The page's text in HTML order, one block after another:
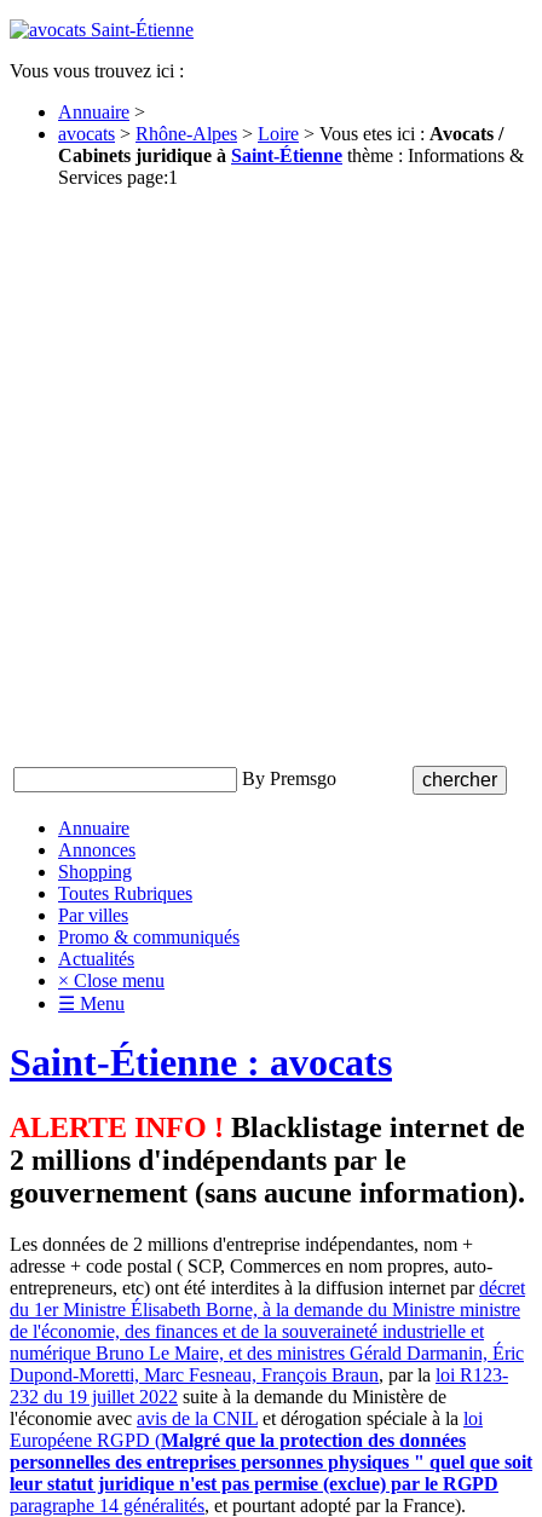
Vous vous trouvez ici :
Annuaire >
avocats > Rhône-Alpes > Loire > Vous etes ici : Avocats /
Cabinets juridique à Saint-Étienne thème : Informations &
Services page:1
By Premsgo
Annuaire
Annonces
Shopping
Toutes Rubriques
Par villes
Promo & communiqués
Actualités
× Close menu
☰ Menu
Saint-Étienne : avocats
ALERTE INFO ! Blacklistage internet de
2 millions d'indépendants par le
gouvernement (sans aucune information).
Les données de 2 millions d'entreprise indépendantes, nom +
adresse + code postal ( SCP, Commerces en nom propres, auto-
entrepreneurs, etc) ont été interdites à la diffusion internet pardécret
du 1er Ministre Élisabeth Borne, à la demande du Ministre ministre
de l'économie, des finances et de la souveraineté industrielle et
numérique Bruno Le Maire, et des ministres Gérald Darmanin, Éric
Dupond-Moretti, Marc Fesneau, François Braun, par la loi R123-
232 du 19 juillet 2022 suite à la demande du Ministère de
l'économie avec avis de la CNIL et dérogation spéciale à la loi
Européene RGPD (Malgré que la protection des données
personnelles des entreprises personnes physiques " quel que soit
leur statut juridique n'est pas permise (exclue) par le RGPD
paragraphe 14 généralités, et pourtant adopté par la France).